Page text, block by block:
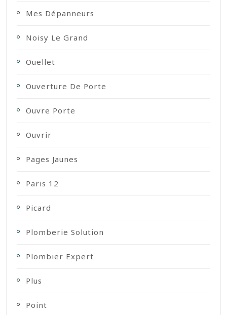
Mes Dépanneurs
Noisy Le Grand
Ouellet
Ouverture De Porte
Ouvre Porte
Ouvrir
Pages Jaunes
Paris 12
Picard
Plomberie Solution
Plombier Expert
Plus
Point